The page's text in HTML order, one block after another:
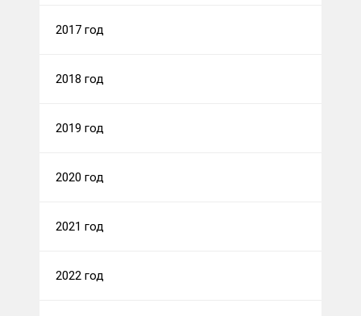
2017 год
2018 год
2019 год
2020 год
2021 год
2022 год